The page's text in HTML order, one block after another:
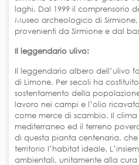
laghi. Dal 1999 il comprensorio
Museo archeologico di
provenienti da Sirmione e dal
Il leggendario ulivo:
Il leggendario albero dell’ulivo
di Limone. Per secoli ha
sostentamento della
lavoro nei campi e l’olio
come merce di scambio. Il
mediterraneo ed il terreno
di questa pianta centenaria,
territorio l’habitat ideale.
ambientali, unitamente alla